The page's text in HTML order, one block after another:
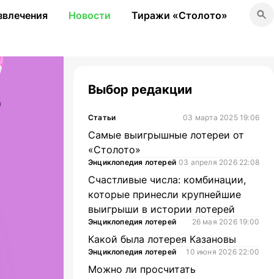
Новости Тиражи «Столото»
Выбор редакции
Статьи 03 марта 2025 19:06
Самые выигрышные лотереи от
«Столото»
Энциклопедия лотерей 03 апреля 2026 22:08
Счастливые числа: комбинации,
которые принесли крупнейшие
выигрыши в истории лотерей
Энциклопедия лотерей 26 мая 2026 19:00
Какой была лотерея Казановы
Энциклопедия лотерей 10 июня 2026 22:00
Можно ли просчитать